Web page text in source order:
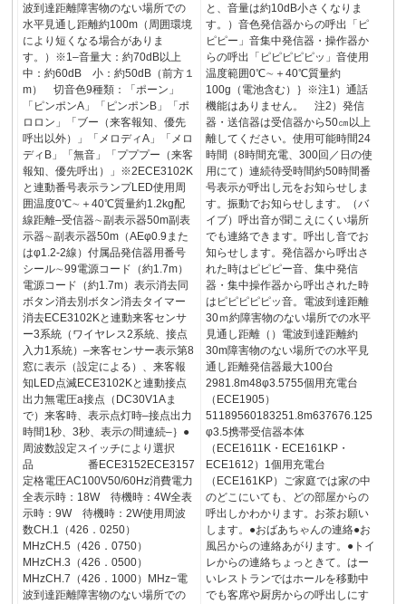
波到達距離障害物のない場所での
水平見通し距離約100m（周囲環境
により短くなる場合がありま
す。）※1‒音量大：約70dB以上
中：約60dB 小：約50dB（前方１
m） 切音色9種類：「ポーン」
「ピンポンA」「ピンポンB」「ポ
ロロン」「ブー（来客報知、優先
呼出以外）」「メロディA」「メロ
ディB」「無音」「プププー（来客
報知、優先呼出）」※2ECE3102K
と連動番号表示ランプLED使用周
囲温度0℃∼＋40℃質量約1.2kg配
線距離‒受信器∼副表示器50m副表
示器∼副表示器50m（AEφ0.9また
はφ1.2-2線）付属品発信器用番号
シール∼99電源コード（約1.7m）
電源コード（約1.7m）表示消去同
ボタン消去別ボタン消去タイマー
消去ECE3102Kと連動来客センサ
ー3系統（ワイヤレス2系統、接点
入力1系統）‒来客センサー表示第8
窓に表示（設定による）、来客報
知LED点滅ECE3102Kと連動接点
出力無電圧a接点（DC30V1Aま
で）来客時、表示点灯時‒接点出力
時間1秒、3秒、表示の間連続‒｝●
周波数設定スイッチにより選択
品 番ECE3152ECE3157
定格電圧AC100V50/60Hz消費電力
全表示時：18W 待機時：4W全表
示時：9W 待機時：2W使用周波
数CH.1（426．0250）
MHzCH.5（426．0750）
MHzCH.3（426．0500）
MHzCH.7（426．1000）MHz−電
波到達距離障害物のない場所での
と、音量は約10dB小さくなりま
す。）音色発信器からの呼出「ピ
ピピー」音集中発信器・操作器か
らの呼出「ピピピピピッ」音使用
温度範囲0℃∼＋40℃質量約
100g（電池含む）｝※注1）通話
機能はありません。 注2）発信
器・送信器は受信器から50㎝以上
離してください。使用可能時間24
時間（8時間充電、300回／日の使
用にて）連続待受時間約50時間番
号表示が呼出し元をお知らせしま
す。振動でお知らせします。（バ
イブ）呼出音が聞こえにくい場所
でも連絡できます。呼出し音でお
知らせします。発信器から呼出さ
れた時はピピピー音、集中発信
器・集中操作器から呼出された時
はピピピピピッ音。電波到達距離
30ｍ約障害物のない場所での水平
見通し距離（）電波到達距離約
30m障害物のない場所での水平見
通し距離発信器最大100台
2981.8m48φ3.5755個用充電台
（ECE1905）
51189560183251.8m637676.125
φ3.5携帯受信器本体
（ECE1611K・ECE161KP・
ECE1612）1個用充電台
（ECE161KP）ご家庭では家の中
のどこにいても、どの部屋からの
呼出しかわかります。お茶お願い
します。●おばあちゃんの連絡●お
風呂からの連絡あがります。●トイ
レからの連絡ちょっときて。はー
いレストランではホールを移動中
でも客席や厨房からの呼出しにす